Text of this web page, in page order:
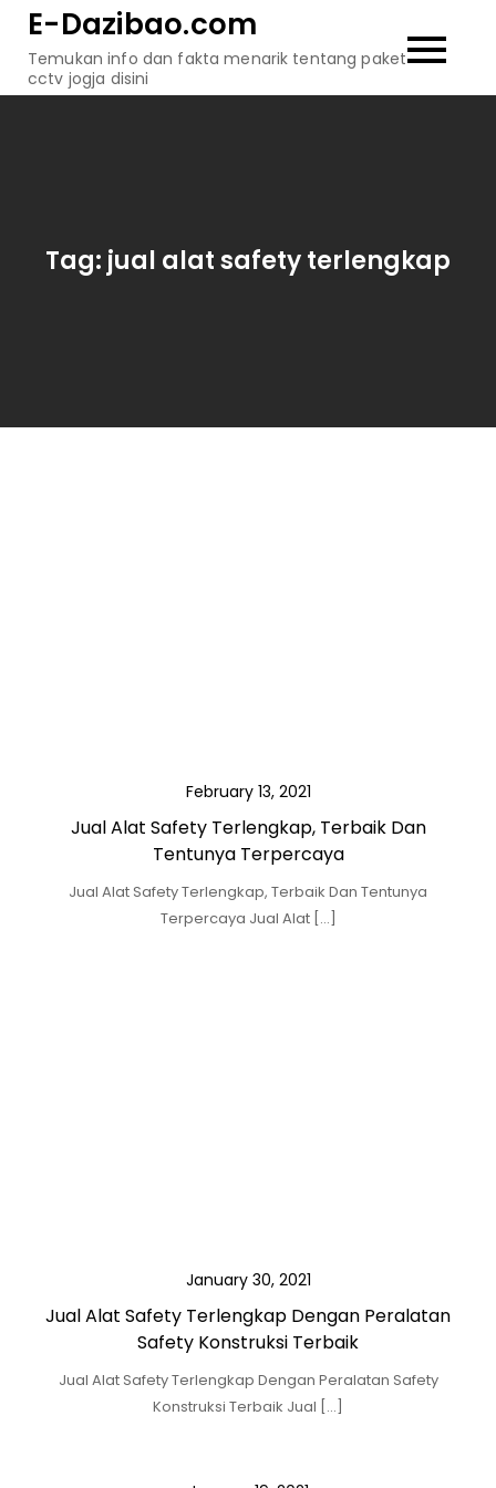
content
E-Dazibao.com
Temukan info dan fakta menarik tentang paket
cctv jogja disini
Tag: jual alat safety terlengkap
February 13, 2021
Jual Alat Safety Terlengkap, Terbaik Dan
Tentunya Terpercaya
Jual Alat Safety Terlengkap, Terbaik Dan Tentunya
Terpercaya Jual Alat […]
January 30, 2021
Jual Alat Safety Terlengkap Dengan Peralatan
Safety Konstruksi Terbaik
Jual Alat Safety Terlengkap Dengan Peralatan Safety
Konstruksi Terbaik Jual […]